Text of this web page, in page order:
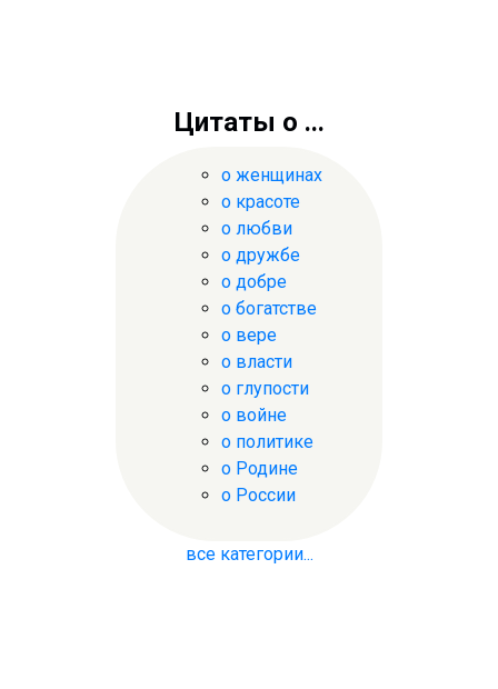
Цитаты о ...
о женщинах
о красоте
о любви
о дружбе
о добре
о богатстве
о вере
о власти
о глупости
о войне
о политике
о Родине
о России
все категории...